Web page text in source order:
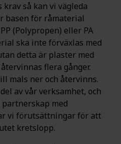
så kan vi vägleda
basen för råmaterial
(Polypropen) eller PA
ska inte förväxlas med
detta är plaster med
flera gånger.
mals ner och återvinns.
av vår verksamhet, och
med
vi förutsättningar för att
kretslopp.